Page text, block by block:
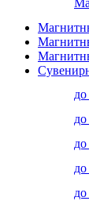
до
до
до